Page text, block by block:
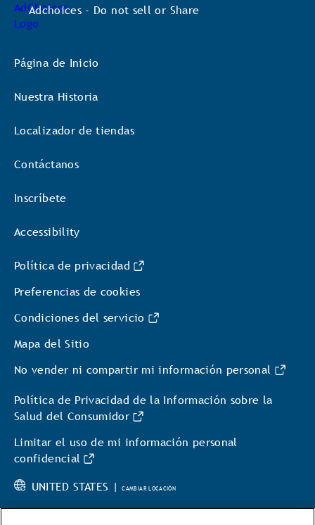
Adchoices - Do not sell or Share
Página de Inicio
Nuestra Historia
Localizador de tiendas
Contáctanos
Inscríbete
Accessibility
Política de privacidad
Preferencias de cookies
Condiciones del servicio
Mapa del Sitio
No vender ni compartir mi información personal
Política de Privacidad de la Información sobre la
Salud del Consumidor
Limitar el uso de mi información personal
confidencial
UNITED STATES |CAMBIAR LOCACIÓN